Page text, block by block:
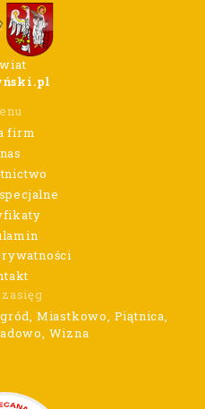
firm
Miastkowo, Piątnica,
Wizna